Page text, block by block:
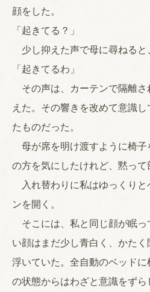
顔をした。
「起きてる？」
少し抑えた声で母に尋ねると
「起きてるわ」
その声は、カーテンで隔離さ
えた。その響きを改めて意識
たものだった。
母が席を明け渡すように椅子
の方を気にしたけれど、黙って
入れ替わりに私はゆっくりと
ンを開く。
そこには、私と同じ顔が眠っ
い顔はまだ少し青白く、かたく
浮いていた。全自動のベッド
の状態からはわざと意識をず